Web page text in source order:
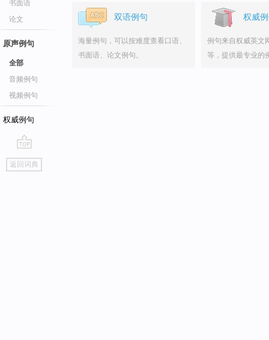
书面语
论文
原声例句
全部
音频例句
视频例句
权威例句
go
top
返回词典
双语例句
海量例句，可以按难度查看口语、
书面语、论文例句。
权威
例句来自权威英文
等，提供最专业的